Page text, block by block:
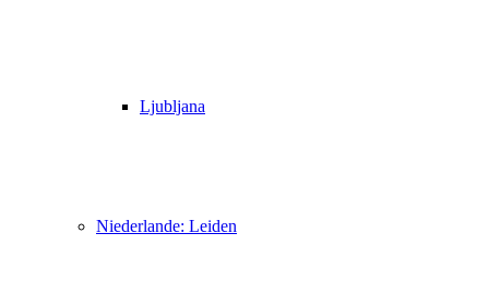
Ljubljana
Niederlande: Leiden